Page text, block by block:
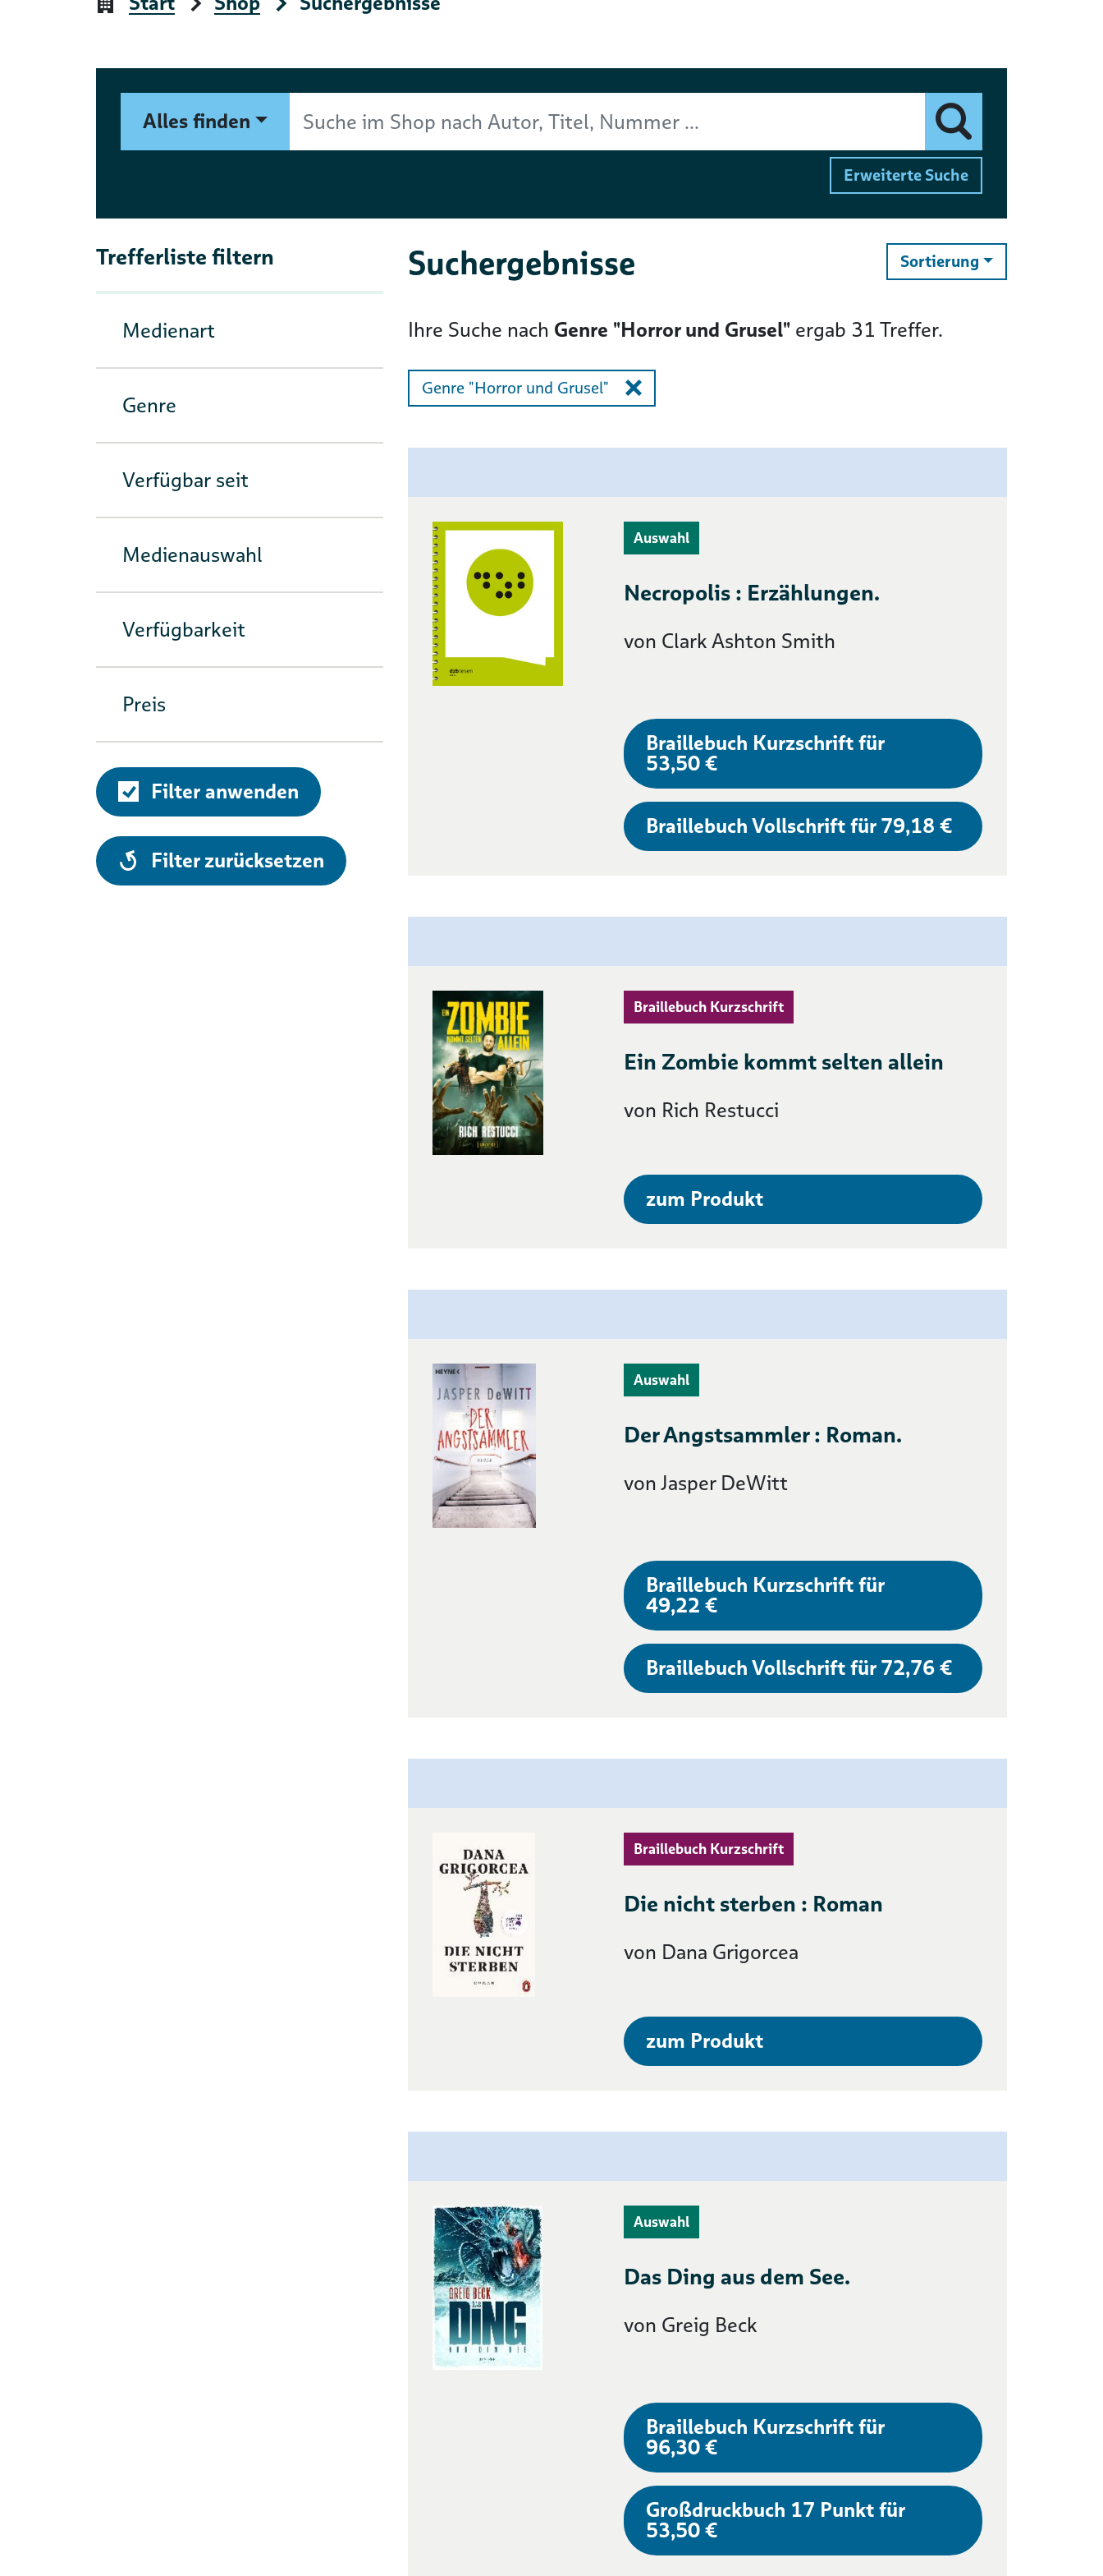
Suchformular
Alles finden
Suche im Shop nach Autor, Titel, Nummer ...
Erweiterte Suche
Trefferliste filtern
Medienart
Genre
Verfügbar seit
Medienauswahl
Verfügbarkeit
Preis
Filter anwenden
alle
Filter zurücksetzen
Suchergebnisse Sortierungändern
Ihre Suche nach Genre "Horror und Grusel" ergab 31 Treffer.
Genre "Horror und Grusel"
Auswahl
Necropolis : Erzählungen.
von Clark Ashton Smith
Braillebuch Kurzschrift für
53,50 €
Braillebuch Vollschrift für 79,18 €
Braillebuch Kurzschrift
Ein Zombie kommt selten allein
von Rich Restucci
zum Produkt
Auswahl
Der Angstsammler : Roman.
von Jasper DeWitt
Braillebuch Kurzschrift für
49,22 €
Braillebuch Vollschrift für 72,76 €
Braillebuch Kurzschrift
Die nicht sterben : Roman
von Dana Grigorcea
zum Produkt
Auswahl
Das Ding aus dem See.
von Greig Beck
Braillebuch Kurzschrift für
96,30 €
Großdruckbuch 17 Punkt für
53,50 €